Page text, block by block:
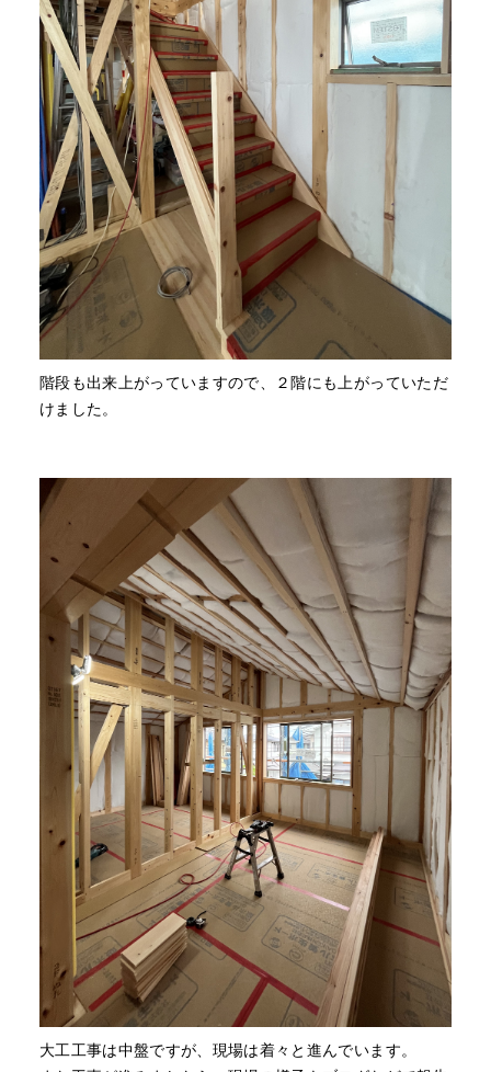
階段も出来上がっていますので、２階にも上がっていただ
けました。
大工工事は中盤ですが、現場は着々と進んでいます。